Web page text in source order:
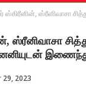
ஸ்கிரீனின், ஸ்ரீனிவாசா
ஸ்ரீனிவாசா
29, 2023